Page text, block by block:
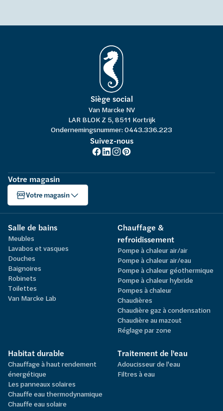
Siège social
Van Marcke NV
LAR BLOK Z 5, 8511 Kortrijk
Ondernemingsnummer: 0443.336.223
Suivez-nous
Votre magasin
Votre magasin
Salle de bains
Meubles
Lavabos et vasques
Douches
Baignoires
Robinets
Toilettes
Van Marcke Lab
Chauffage &
refroidissement
Pompe à chaleur air/air
Pompe à chaleur air/eau
Pompe à chaleur géothermique
Pompe à chaleur hybride
Pompes à chaleur
Chaudières
Chaudière gaz à condensation
Chaudière au mazout
Réglage par zone
Habitat durable
Chauffage à haut rendement
énergétique
Les panneaux solaires
Chauffe eau thermodynamique
Chauffe eau solaire
Traitement de l'eau
Adoucisseur de l'eau
Filtres à eau